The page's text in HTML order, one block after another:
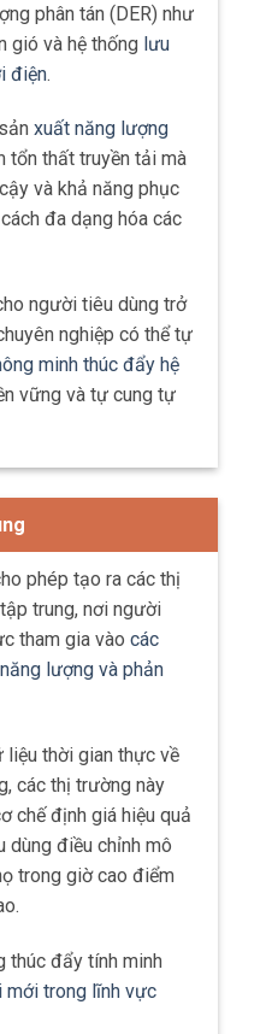
phân tán (DER) như
gió và hệ thống lưu
điện.
xuất năng lượng
tổn thất truyền tải mà
và khả năng phục
đa dạng hóa các
người tiêu dùng trở
nghiệp có thể tự
minh thúc đẩy hệ
vững và tự cung tự
phép tạo ra các thị
trung, nơi người
tham gia vào các
lượng và phản
liệu thời gian thực về
các thị trường này
chế định giá hiệu quả
dùng điều chỉnh mô
trong giờ cao điểm
thúc đẩy tính minh
mới trong lĩnh vực